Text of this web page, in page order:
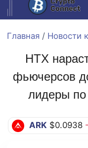
Главная / Новости
HTX
фьючерсов
лидеры по
ARK $0.0938